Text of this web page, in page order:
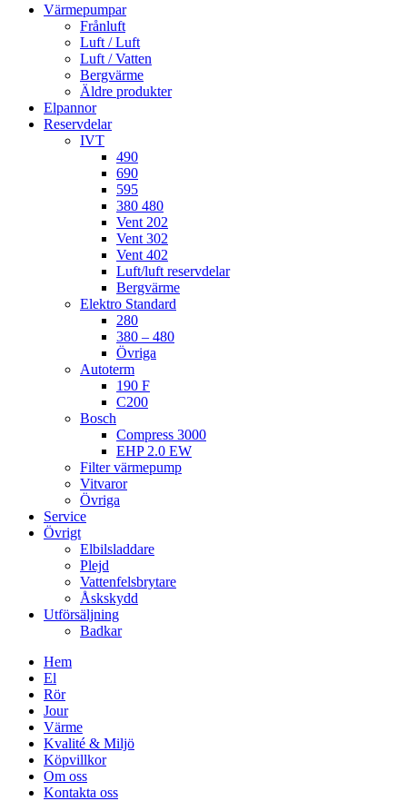
Värmepumpar
Frånluft
Luft / Luft
Luft / Vatten
Bergvärme
Äldre produkter
Elpannor
Reservdelar
IVT
490
690
595
380 480
Vent 202
Vent 302
Vent 402
Luft/luft reservdelar
Bergvärme
Elektro Standard
280
380 – 480
Övriga
Autoterm
190 F
C200
Bosch
Compress 3000
EHP 2.0 EW
Filter värmepump
Vitvaror
Övriga
Service
Övrigt
Elbilsladdare
Plejd
Vattenfelsbrytare
Åskskydd
Utförsäljning
Badkar
Hem
El
Rör
Jour
Värme
Kvalité & Miljö
Köpvillkor
Om oss
Kontakta oss